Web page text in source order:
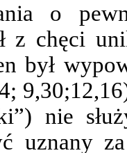
o
z chęci
był
nie
uznany